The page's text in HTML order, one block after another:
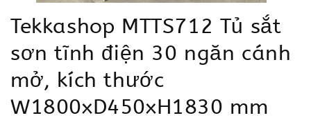
Tekkashop MTTS712 Tủ sắt
sơn tĩnh điện 30 ngăn cánh
mở, kích thước
W1800xD450xH1830 mm